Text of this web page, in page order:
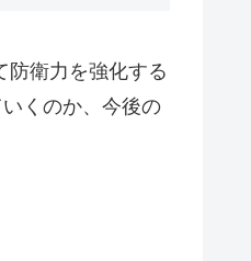
防衛力を強化する
くのか、今後の